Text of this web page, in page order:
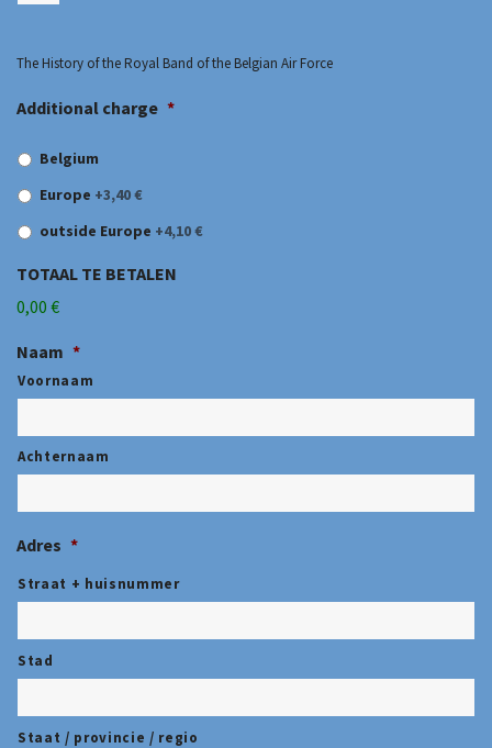
The History of the Royal Band of the Belgian Air Force
Additional charge *
Belgium
Europe +3,40 €
outside Europe +4,10 €
TOTAAL TE BETALEN
0,00 €
Naam *
Voornaam
Achternaam
Adres *
Straat + huisnummer
Stad
Staat / provincie / regio